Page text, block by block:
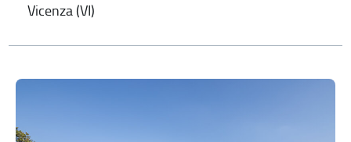
Vicenza (VI)